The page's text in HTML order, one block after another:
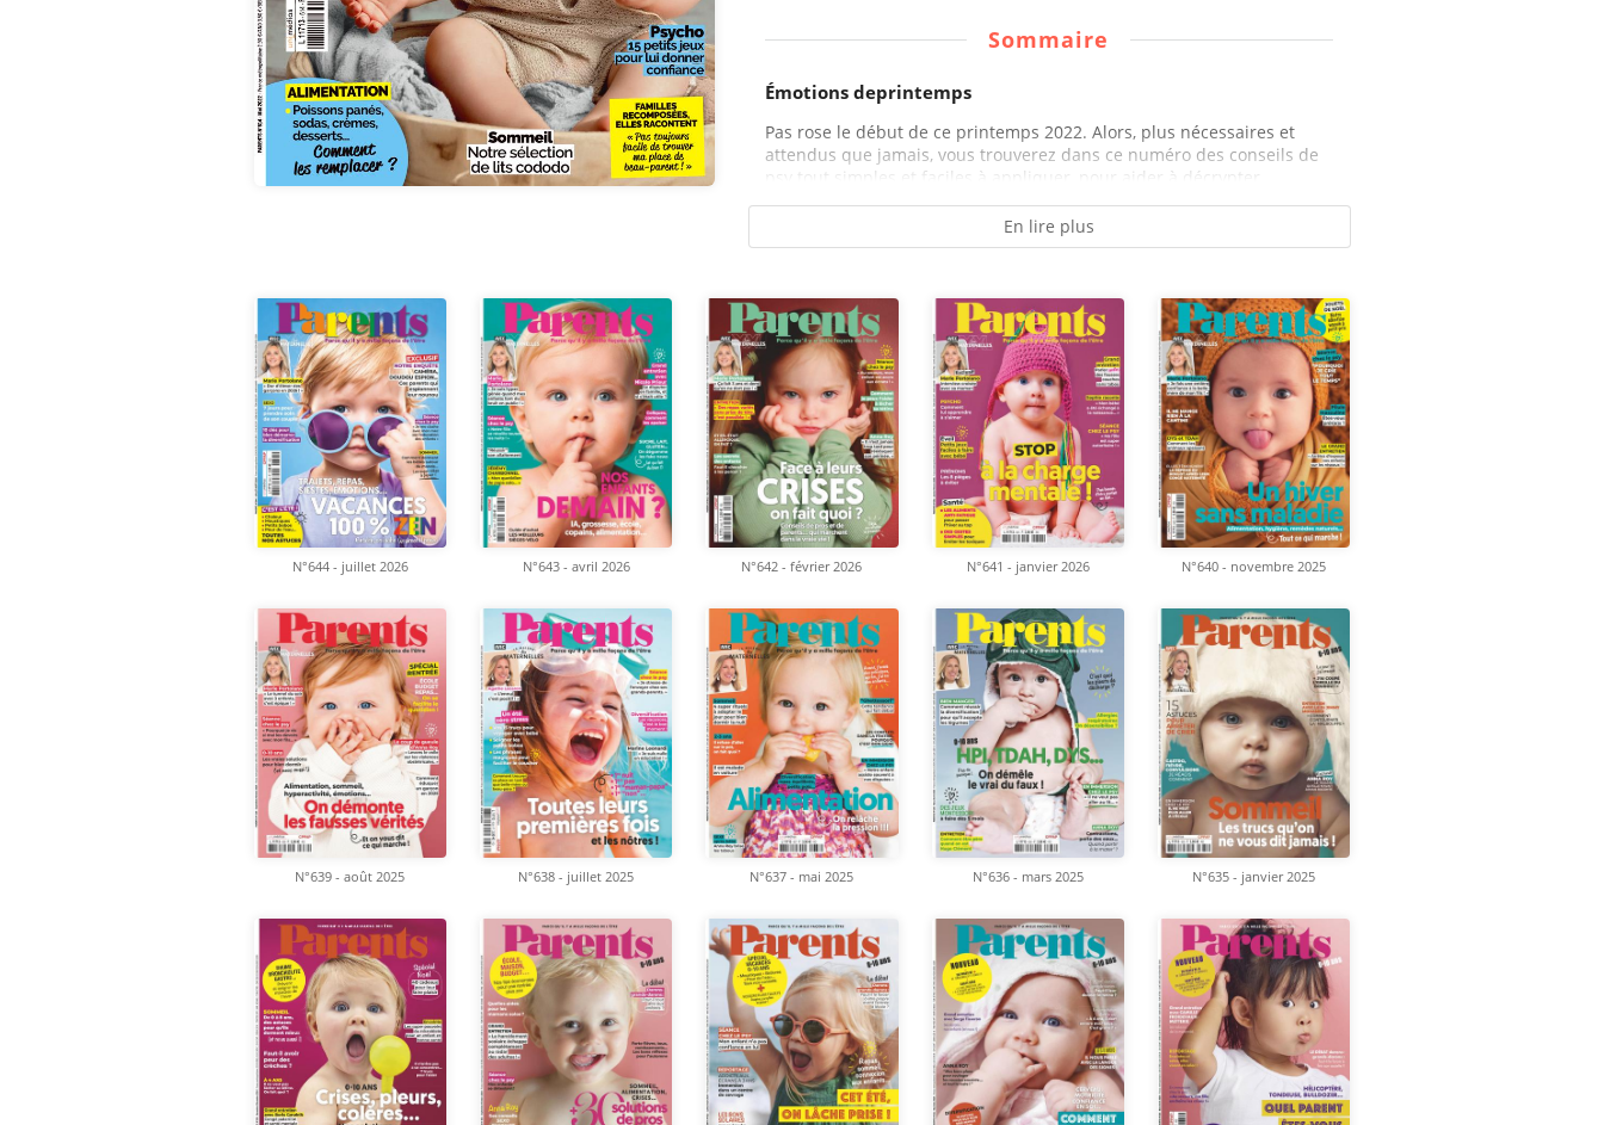
Sommaire
Émotions deprintemps
Pas rose le début de ce printemps 2022. Alors, plus nécessaires et
attendus que jamais, vous trouverez dans ce numéro des conseils de
psy tout simples et faciles à appliquer, pour aider à décrypter...
En lire plus
N°644 - juillet 2026 N°643 - avril 2026 N°642 - février 2026 N°641 - janvier 2026 N°640 - novembre 2025
N°639 - août 2025 N°638 - juillet 2025 N°637 - mai 2025 N°636 - mars 2025 N°635 - janvier 2025